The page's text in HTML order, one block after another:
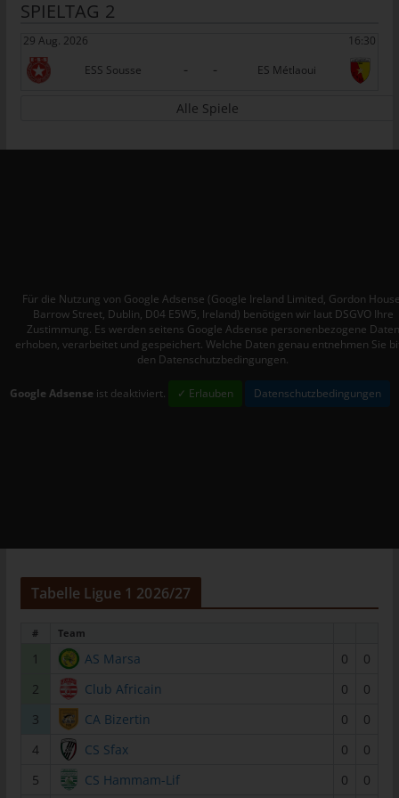
SPIELTAG 2
29 Aug. 2026
16:30
ESS Sousse
- - ES Métlaoui
Alle Spiele
Für die Nutzung von Google Adsense (Google Ireland Limited, Gordon
Barrow Street, Dublin, D04 E5W5, Ireland) benötigen wir laut DSGVO Ihre
Zustimmung. Es werden seitens Google Adsense personenbezogene Daten
erhoben, verarbeitet und gespeichert. Welche Daten genau entnehmen Sie
den Datenschutzbedingungen.
Google Adsense ist deaktiviert. ✓ Erlauben Datenschutzbedingungen
Tabelle Ligue 1 2026/27
# Team
1 AS Marsa 0
0
2
Club Africain 0
0
3
CA Bizertin 0
0
4
CS Sfax 0
0
5
CS Hammam-Lif 0
0
Personen, die unter der unmittelbaren Verantwortung des
Verantwortlichen oder des Auftragsverarbeiters befugt sind, die
personenbezogenen Daten zu verarbeiten.
k) Einwilligung
Einwilligung ist jede von der betroffenen Person freiwillig für den
abgegebene Willensbekundung in Form einer Erklärung oder
Verarbeitung Verantwortlichen
Verantwortlicher im Sinne der Datenschutz-Grundverordnung,
sonstiger in den Mitgliedstaaten der Europäischen Union
geltenden Datenschutzgesetze und anderer Bestimmungen mit
datenschutzrechtlichem Charakter ist:
Cookies
Die Internetseiten verwenden Cookies. Cookies sind
Textdateien, welche über einen Internetbrowser auf einem
Computersystem abgelegt und gespeichert werden.
Zahlreiche Internetseiten und Server verwenden Cookies. Viele
Cookies enthalten eine sogenannte Cookie-ID. Eine Cookie-ID
ist eine eindeutige Kennung des Cookies. Sie besteht aus einer
Zeichenfolge, durch welche Internetseiten und Server dem
konkreten Internetbrowser zugeordnet werden können, in dem